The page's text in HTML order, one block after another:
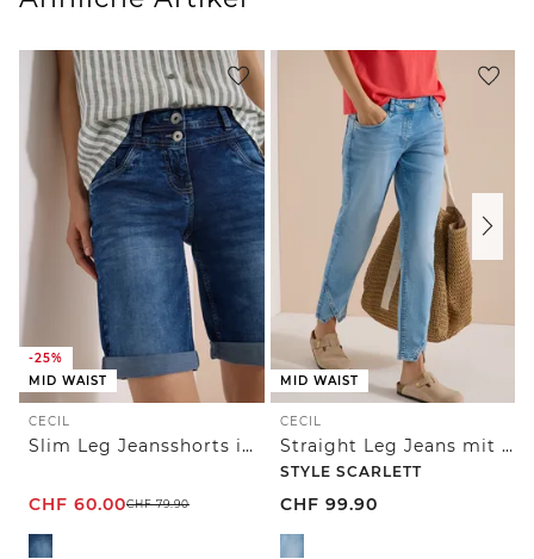
-25%
MID WAIST
CECIL
Slim Leg Jeansshorts im Casual Fit
CHF 60.00CHF79.90
MID WAIST
CECIL
Straight Leg Jeans mit Nietendetails
STYLE SCARLETT
CHF 99.90